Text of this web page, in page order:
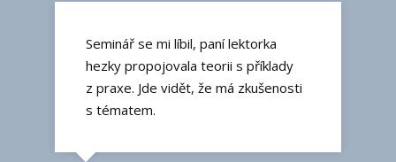
Seminář se mi líbil, paní lektorka
hezky propojovala teorii s příklady
z praxe. Jde vidět, že má zkušenosti
s tématem.